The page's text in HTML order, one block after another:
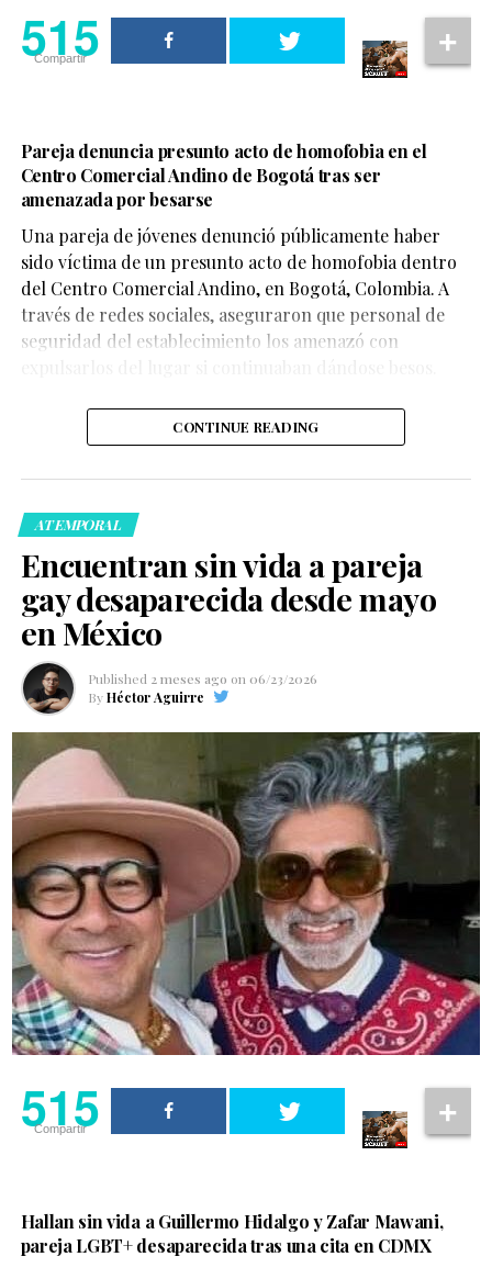
515
Compartir
Pareja denuncia presunto acto de homofobia en el
Centro Comercial Andino de Bogotá tras ser
amenazada por besarse
Una pareja de jóvenes denunció públicamente haber
sido víctima de un presunto acto de homofobia dentro
del Centro Comercial Andino, en Bogotá, Colombia. A
través de redes sociales, aseguraron que personal de
seguridad del establecimiento los amenazó con
CONTINUE READING
ATEMPORAL
Encuentran sin vida a pareja
gay desaparecida desde mayo
en México
Published 2 meses ago on 06/23/2026
By Héctor Aguirre
515
Compartir
Hallan sin vida a Guillermo Hidalgo y Zafar Mawani,
pareja LGBT+ desaparecida tras una cita en CDMX